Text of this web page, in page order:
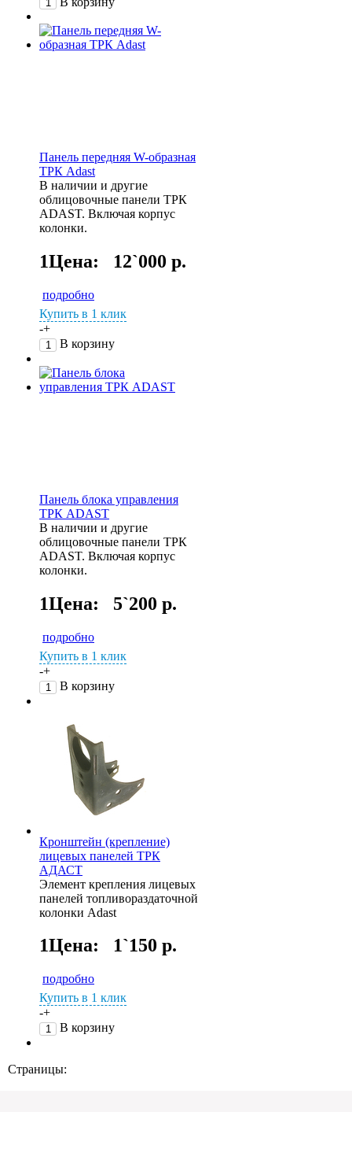
Панель передняя W-образная
ТРК Adast
В наличии и другие
облицовочные панели ТРК
ADAST. Включая корпус
колонки.
1Цена: 12`000 р.
подробно
Купить в 1 клик
-+
В корзину
Панель блока управления
ТРК ADAST
В наличии и другие
облицовочные панели ТРК
ADAST. Включая корпус
колонки.
1Цена: 5`200 р.
подробно
Купить в 1 клик
-+
В корзину
Кронштейн (крепление)
лицевых панелей ТРК
АДАСТ
Элемент крепления лицевых
панелей топливораздаточной
колонки Adast
1Цена: 1`150 р.
подробно
Купить в 1 клик
-+
В корзину
Страницы: